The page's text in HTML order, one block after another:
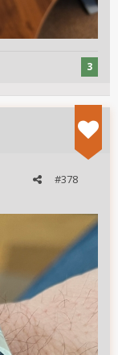
3
#378